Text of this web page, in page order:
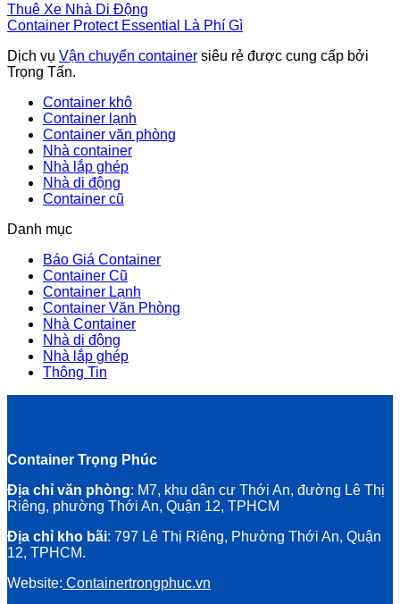
Thuê Xe Nhà Di Động
Container Protect Essential Là Phí Gì
Dịch vụ Vận chuyển container siêu rẻ được cung cấp bởi
Trọng Tấn.
Container khô
Container lạnh
Container văn phòng
Nhà container
Nhà lắp ghép
Nhà di động
Container cũ
Danh mục
Báo Giá Container
Container Cũ
Container Lạnh
Container Văn Phòng
Nhà Container
Nhà di động
Nhà lắp ghép
Thông Tin
Container Trọng Phúc
Địa chỉ văn phòng: M7, khu dân cư Thới An, đường Lê Thị
Riêng, phường Thới An, Quận 12, TPHCM
Địa chỉ kho bãi: 797 Lê Thị Riêng, Phường Thới An, Quận
12, TPHCM.
Website: Containertrongphuc.vn